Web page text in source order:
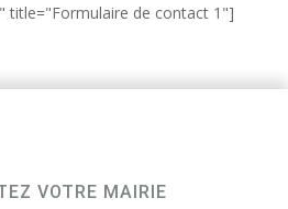
title="Formulaire de contact 1"]
VOTRE MAIRIE